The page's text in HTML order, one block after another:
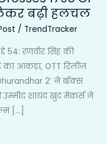
लेकर बढ़ी हलचल
/ TrendTracker
रणवीर सिंह की
का आंकड़ा, OTT रिलीज़
2’ ने बॉक्स
उम्मीद शायद खुद मेकर्स ने
[…]